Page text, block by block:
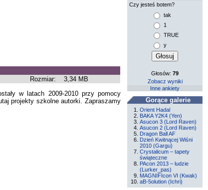
Rozmiar:
3,34 MB
w latach 2009-2010 przy pomocy
projekty szkolne autorki. Zapraszamy
Czy jesteś botem?
tak
1
TRUE
y
Głosów:79
Zobacz wyniki
Inne ankiety
Gorące galerie
Orient Hadal
BAKA Y2K4 (Yen)
Asucon 3 (Lord Raven)
Asucon 2 (Lord Raven)
Dragon Ball AF
Dzień Kwitnącej Wiśni
2010 (Gargu)
Crystalicum – tapety
świąteczne
PAcon 2013 – ludzie
(Lurker_pas)
MAGNIFIcon VI (Kwak)
aB-5olution (Ichri)